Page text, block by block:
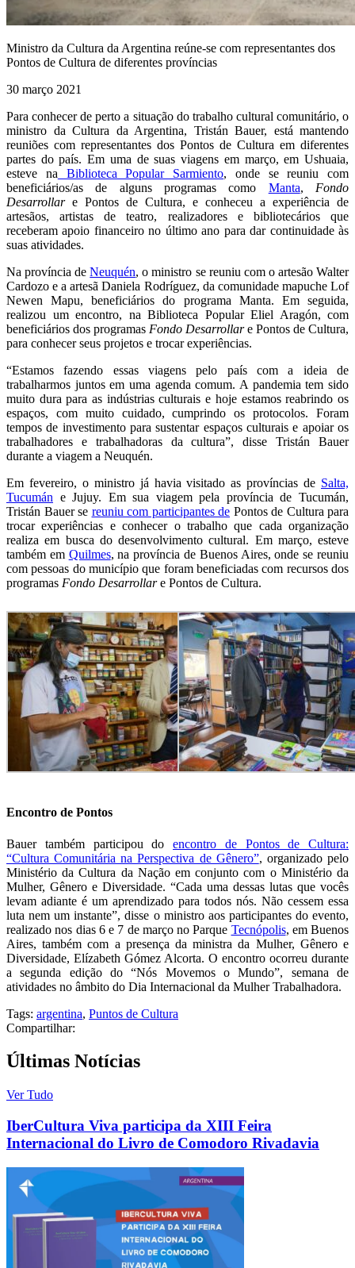
Ministro da Cultura da Argentina reúne-se com representantes dos
Pontos de Cultura de diferentes províncias
30 março 2021
Para conhecer de perto a situação do trabalho cultural comunitário, o
ministro da Cultura da Argentina, Tristán Bauer, está mantendo
reuniões com representantes dos Pontos de Cultura em diferentes
partes do país. Em uma de suas viagens em março, em Ushuaia,
esteve na Biblioteca Popular Sarmiento, onde se reuniu com
beneficiários/as de alguns programas como Manta, Fondo
Desarrollare Pontos de Cultura, e conheceu a experiência de
artesãos, artistas de teatro, realizadores e bibliotecários que
receberam apoio financeiro no último ano para dar continuidade às
suas atividades.
Na província deNeuquén, o ministro se reuniu com o artesão Walter
Cardozo e a artesã Daniela Rodríguez, da comunidade mapuche Lof
Newen Mapu, beneficiários do programa Manta. Em seguida,
realizou um encontro, na Biblioteca Popular Eliel Aragón, com
beneficiários dos programas Fondo Desarrollare Pontos de Cultura,
para conhecer seus projetos e trocar experiências.
“Estamos fazendo essas viagens pelo país com a ideia de
trabalharmos juntos em uma agenda comum. A pandemia tem sido
muito dura para as indústrias culturais e hoje estamos reabrindo os
espaços, com muito cuidado, cumprindo os protocolos. Foram
tempos de investimento para sustentar espaços culturais e apoiar os
trabalhadores e trabalhadoras da cultura”, disse Tristán Bauer
durante a viagem a Neuquén.
Em fevereiro, o ministro já havia visitado as províncias de Salta,
Tucumán e Jujuy. Em sua viagem pela província de Tucumán,
Tristán Bauer se reuniu com participantes de Pontos de Cultura para
trocar experiências e conhecer o trabalho que cada organização
realiza em busca do desenvolvimento cultural. Em março, esteve
também em Quilmes, na província de Buenos Aires, onde se reuniu
com pessoas do município que foram beneficiadas com recursos dos
programas Fondo Desarrollare Pontos de Cultura.
Encontro de Pontos
Bauer também participou do encontro de Pontos de Cultura:
“Cultura Comunitária na Perspectiva de Gênero”, organizado pelo
Ministério da Cultura da Nação em conjunto com o Ministério da
Mulher, Gênero e Diversidade. “Cada uma dessas lutas que vocês
levam adiante é um aprendizado para todos nós. Não cessem essa
luta nem um instante”, disse o ministro aos participantes do evento,
realizado nos dias 6 e 7 de março no Parque Tecnópolis, em Buenos
Aires, também com a presença da ministra da Mulher, Gênero e
Diversidade, Elízabeth Gómez Alcorta. O encontro ocorreu durante
a segunda edição do “Nós Movemos o Mundo”, semana de
atividades no âmbito do Dia Internacional da Mulher Trabalhadora.
Tags: argentina, Puntos de Cultura
Compartilhar:
Últimas Notícias
Ver Tudo
IberCultura Viva participa da XIII Feira
Internacional do Livro de Comodoro Rivadavia